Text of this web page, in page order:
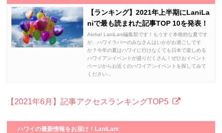
【ランキング】2021年上半期にLaniLa
niで最も読まれた記事TOP 10を発表！
Aloha! LaniLani編集部です！もうすぐ本格的な夏です
が、ハワイラバーのみなさんはいかがお過ごしです
か？今年の夏はハワイに行けなくても日本で楽しめる
ハワイアンイベントが盛りだくさん！ぜひおイベント
ページからお近くのハワイアンイベントを探してみて
ください...
【2021年6月】記事アクセスランキングTOP5
ハワイの最新情報をお届け！LaniLani